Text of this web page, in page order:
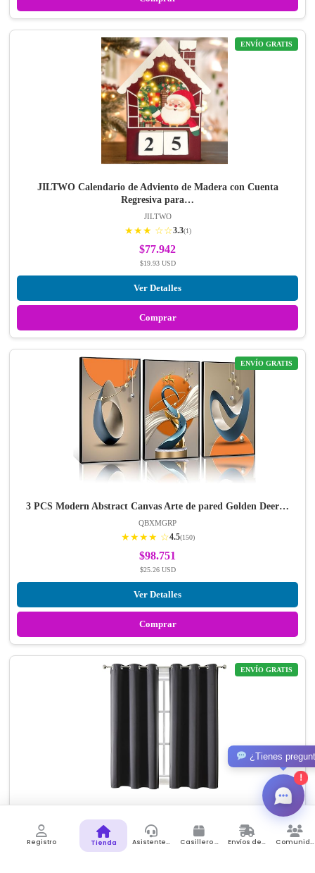
Registro Tienda Asistente de Compras Casillero Virtual Envíos desde Colombia Comunidad
ENVÍO GRATIS
JILTWO Calendario de Adviento de Madera con Cuenta
Regresiva para…
JILTWO
★★★ ☆☆3.3(1)
$77.942
$19.93 USD
Ver Detalles
Comprar
ENVÍO GRATIS
3 PCS Modern Abstract Canvas Arte de pared Golden Deer…
QBXMGRP
★★★★ ☆4.5(150)
$98.751
$25.26 USD
Ver Detalles
Comprar
ENVÍO GRATIS
ChrisDowa Cortinas opacas con ojales para dormitorio y sala
de…
ChrisDowa
!
¿Tienes